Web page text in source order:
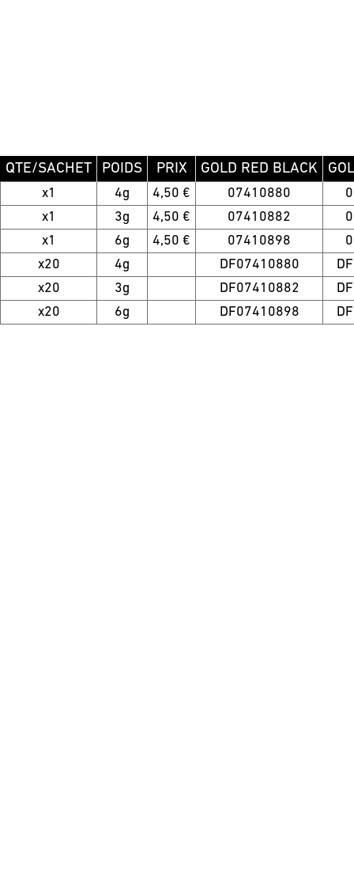
QTE/SACHET POIDS PRIX GOLD RED BLACK
x1 4g 4,50 € 07410880
x1
3g 4,50 € 07410882
x1
6g 4,50 € 07410898
x20
4g DF07410880
x20
3g DF07410882
x20
6g DF07410898